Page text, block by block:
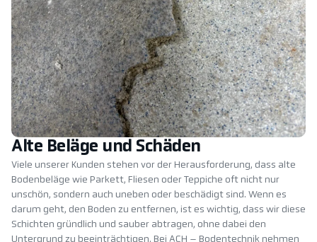
Alte Beläge und Schäden
Viele unserer Kunden stehen vor der Herausforderung, dass alte
Bodenbeläge wie Parkett, Fliesen oder Teppiche oft nicht nur
unschön, sondern auch uneben oder beschädigt sind. Wenn es
darum geht, den Boden zu entfernen, ist es wichtig, dass wir diese
Schichten gründlich und sauber abtragen, ohne dabei den
Untergrund zu beeinträchtigen. Bei ACH – Bodentechnik nehmen